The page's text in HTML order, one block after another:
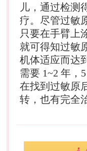
儿，通过检测
疗。尽管过敏
只要在手臂上
就可得知过敏
机体适应而达
需要 1~2 年，
在找到过敏原
转，也有完全